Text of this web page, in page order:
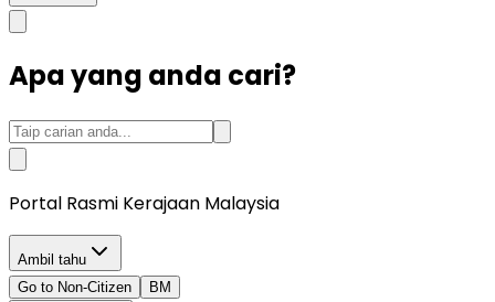
Apa yang anda cari?
Portal Rasmi Kerajaan Malaysia
Ambil tahu
Go to Non-Citizen
BM